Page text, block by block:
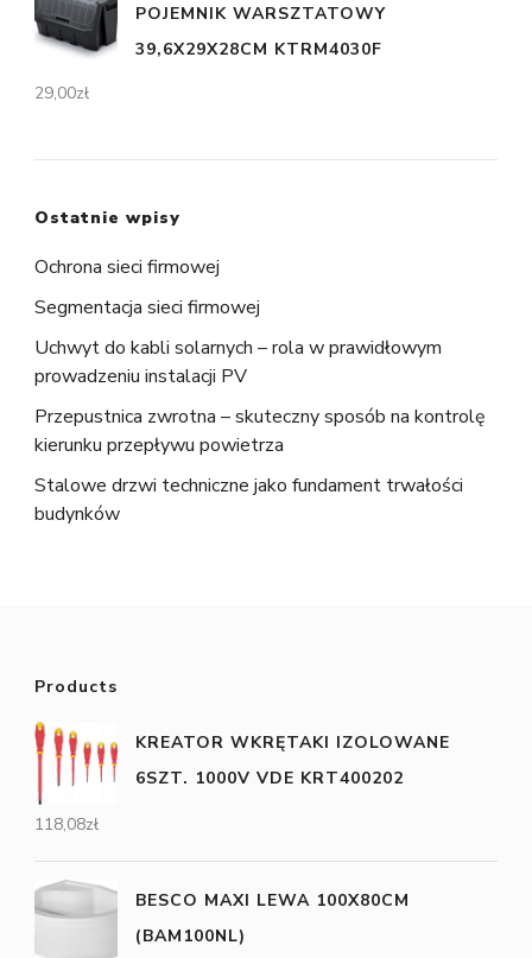
POJEMNIK WARSZTATOWY
39,6X29X28CM KTRM4030F
29,00zł
Ostatnie wpisy
Ochrona sieci firmowej
Segmentacja sieci firmowej
Uchwyt do kabli solarnych – rola w prawidłowym
prowadzeniu instalacji PV
Przepustnica zwrotna – skuteczny sposób na kontrolę
kierunku przepływu powietrza
Stalowe drzwi techniczne jako fundament trwałości
budynków
Products
KREATOR WKRĘTAKI IZOLOWANE
6SZT. 1000V VDE KRT400202
118,08zł
BESCO MAXI LEWA 100X80CM
(BAM100NL)